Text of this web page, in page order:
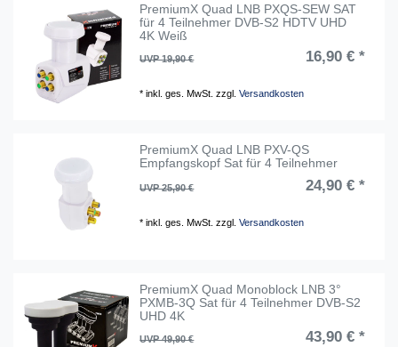
PremiumX Quad LNB PXQS-SEW SAT
für 4 Teilnehmer DVB-S2 HDTV UHD
4K Weiß
UVP 19,90 € 16,90 € *
*inkl. ges. MwSt. zzgl.Versandkosten
PremiumX Quad LNB PXV-QS
Empfangskopf Sat für 4 Teilnehmer
UVP 25,90 € 24,90 € *
*inkl. ges. MwSt. zzgl.Versandkosten
PremiumX Quad Monoblock LNB 3°
PXMB-3Q Sat für 4 Teilnehmer DVB-S2
UHD 4K
UVP 49,90 € 43,90 € *